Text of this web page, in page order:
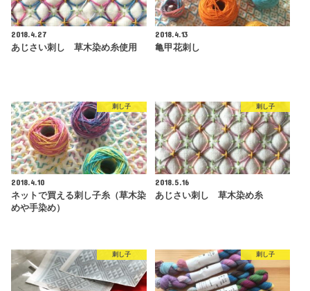
2018.4.27
あじさい刺し 草木染め糸使用
2018.4.13
亀甲花刺し
刺し子
2018.4.10
ネットで買える刺し子糸（草木染
めや手染め）
刺し子
2018.5.16
あじさい刺し 草木染め糸
刺し子 刺し子